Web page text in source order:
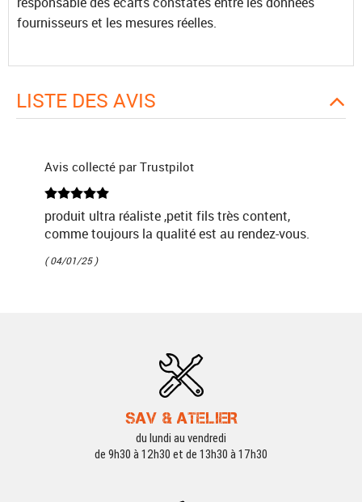
fournisseurs et les mesures réelles.
LISTE DES AVIS
Avis collecté par Trustpilot
produit ultra réaliste ,petit fils très content,
comme toujours la qualité est au rendez-vous.
( 04/01/25 )
SAV & ATELIER
du lundi au vendredi
de 9h30 à 12h30 et de 13h30 à 17h30